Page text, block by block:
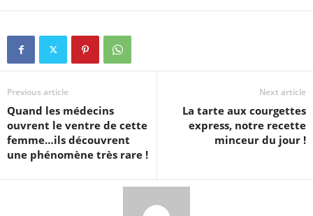
Previous article
Quand les médecins
ouvrent le ventre de cette
femme…ils découvrent
une phénomène très rare !
Next article
La tarte aux courgettes
express, notre recette
minceur du jour !